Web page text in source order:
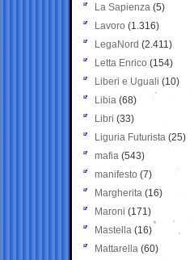
La Sapienza (5)
Lavoro (1.316)
LegaNord (2.411)
Letta Enrico (154)
Liberi e Uguali (10)
Libia (68)
Libri (33)
Liguria Futurista (25)
mafia (543)
manifesto (7)
Margherita (16)
Maroni (171)
Mastella (16)
Mattarella (60)